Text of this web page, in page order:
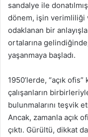
sandalye ile
dönem, işin verimliliği
odaklanan bir
ortalarına
yaşanmaya başladı.
1950’lerde, “açık
çalışanların
bulunmalarını teşvik
Ancak, zamanla açık
çıktı. Gürültü, dikkat